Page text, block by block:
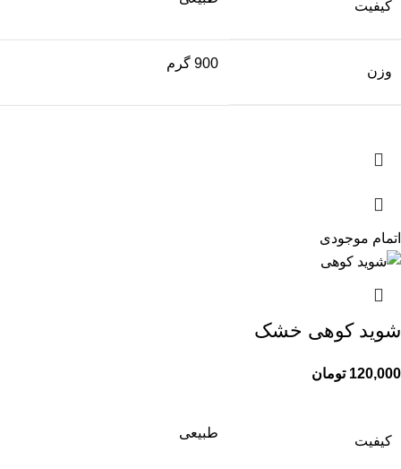
کیفیت
وزن
900 گرم
اتمام موجودی
شوید کوهی خشک
120,000 تومان
کیفیت
طبیعی